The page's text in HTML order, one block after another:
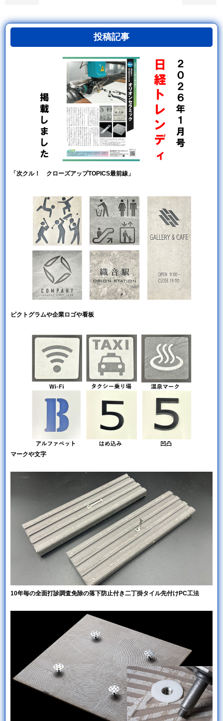
投稿記事
「次クル！ クローズアップTOPICS最前線」
ピクトグラムや企業ロゴや看板
マークや文字
10年毎の全面打診調査免除の落下防止付き二丁掛タイル先付けPC工法